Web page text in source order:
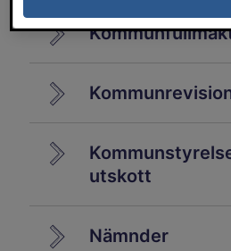
utskott
Nämnder